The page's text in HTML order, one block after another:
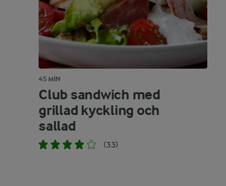
45 MIN
Club sandwich med
grillad kyckling och
sallad
(33)